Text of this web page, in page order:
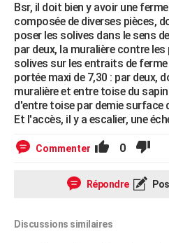
Bsr, il doit bien y avoir une
composée de diverses pièces,
poser les solives dans le sens
par deux, la muralière contre
solives sur les entraits de
portée maxi de 7,30 : par deux,
muralière et entre toise du sapin
d'entre toise par demie
Et l'accès, il y a escalier, une
Commenter 0
Répondre
Discussions similaires